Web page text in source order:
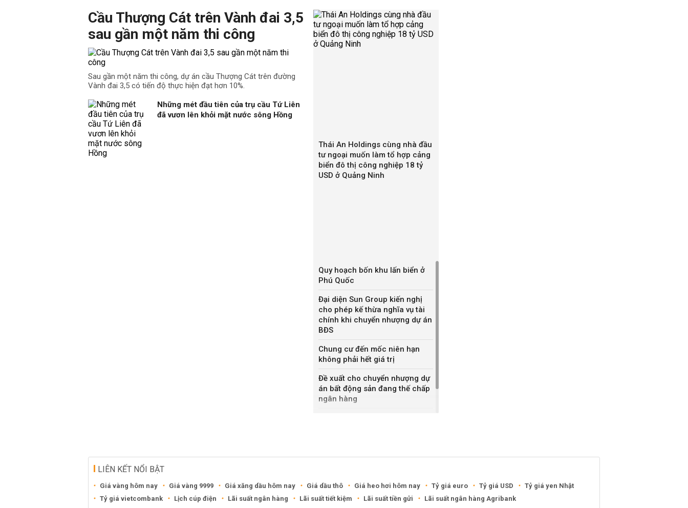
Cầu Thượng Cát trên Vành đai 3,5
sau gần một năm thi công
Sau gần một năm thi công, dự án cầu Thượng Cát trên đường
Vành đai 3,5 có tiến độ thực hiện đạt hơn 10%.
Những mét đầu tiên của trụ cầu Tứ Liên
đã vươn lên khỏi mặt nước sông Hồng
Thái An Holdings cùng nhà đầu
tư ngoại muốn làm tổ hợp cảng
biển đô thị công nghiệp 18 tỷ
USD ở Quảng Ninh
Quy hoạch bốn khu lấn biển ở
Phú Quốc
Đại diện Sun Group kiến nghị
cho phép kế thừa nghĩa vụ tài
chính khi chuyển nhượng dự án
BĐS
Chung cư đến mốc niên hạn
không phải hết giá trị
Đề xuất cho chuyển nhượng dự
án bất động sản đang thế chấp
ngân hàng
LIÊN KẾT NỔI BẬT
Giá vàng hôm nay Giá vàng 9999 Giá xăng dầu hôm nay Giá dầu thô Giá heo hơi hôm nay Tỷ giá euro Tỷ giá USD
Tỷ giá yen Nhật
Tỷ giá vietcombank
Lịch cúp điện Lãi suất ngân hàng Lãi suất tiết kiệm Lãi suất tiền gửi
Lãi suất ngân hàng Agribank